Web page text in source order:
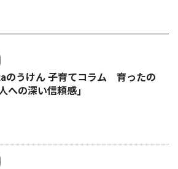
のうけん 子育てコラム 育ったの
への深い信頼感｣